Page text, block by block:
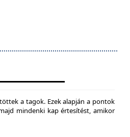
a tagok. Ezek alapján a pontok
mindenki kap értesítést, amikor